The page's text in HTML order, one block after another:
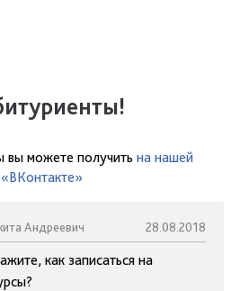
вы можете получить на нашей
Андреевич 28.08.2018
как записаться на